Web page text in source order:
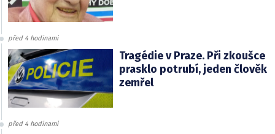
před 4 hodinami
Tragédie v Praze. Při zkoušce
prasklo potrubí, jeden člověk
zemřel
před 4 hodinami